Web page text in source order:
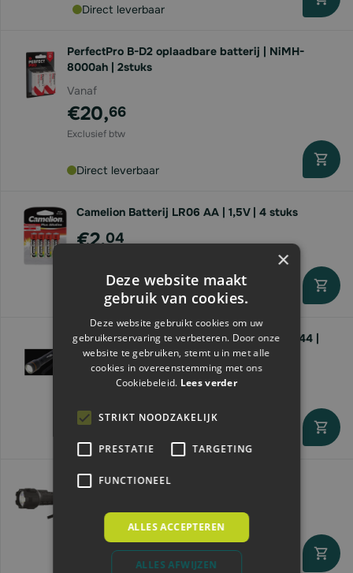
Direct leverbaar
PerfectPro B-D2 oplaadbare batterij | NiMH-
8000ah | 2stuks
Vanaf
€20,66
Direct leverbaar
Camelion Batterij LR06 AA | 1,5V | 4 stuks
€2,04
Direct leverbaar
Kerbl LED Zaklamp ProFire 1800 | accu | IP44 |
1800lm
58
Zaklamp LED | 2x D-batterij | 7u
€24,
Direct leverbaar
×
Deze website maakt
gebruik van cookies.
Deze website gebruikt cookies om uw
gebruikerservaring te verbeteren. Door onze
website te gebruiken, stemt u in met alle
cookies in overeenstemming met ons
Cookiebeleid. Lees verder
STRIKT NOODZAKELIJK
PRESTATIE TARGETING
FUNCTIONEEL
ALLES ACCEPTEREN
ALLES AFWIJZEN